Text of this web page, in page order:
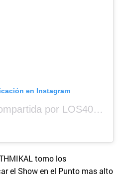
en Instagram
Una publicación compartida por LOS40 Panamá (@los40panama)
tomo los
el Show en el Punto mas alto